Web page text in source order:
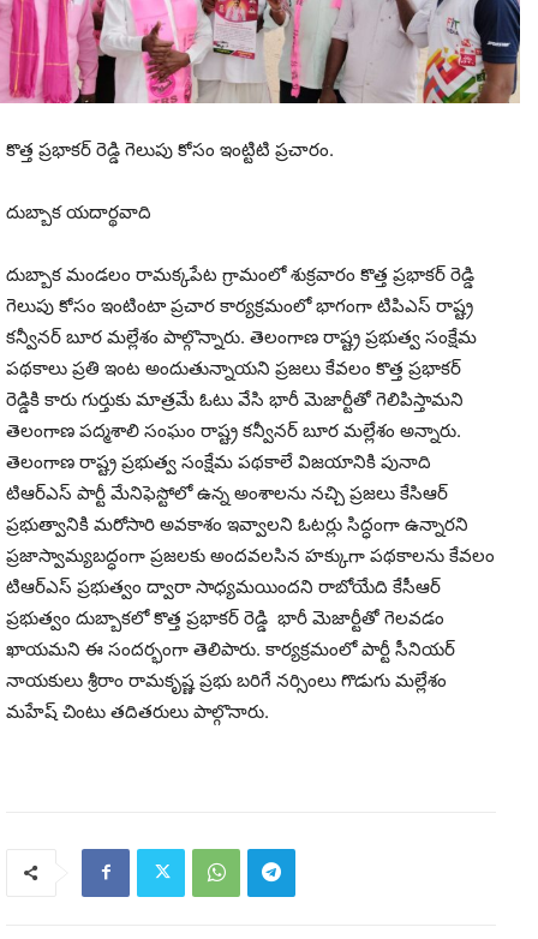
కొత్త ప్రభాకర్ రెడ్డి గెలుపు కోసం ఇంట్టిటి ప్రచారం.
దుబ్బాక యదార్థవాది
దుబ్బాక మండలం రామక్కపేట గ్రామంలో శుక్రవారం కొత్త ప్రభాకర్ రెడ్డి
గెలుపు కోసం ఇంటింటా ప్రచార కార్యక్రమంలో భాగంగా టిపిఎస్ రాష్ట్ర
కన్వీనర్ బూర మల్లేశం పాల్గొన్నారు. తెలంగాణ రాష్ట్ర ప్రభుత్వ సంక్షేమ
పథకాలు ప్రతి ఇంట అందుతున్నాయని ప్రజలు కేవలం కొత్త ప్రభాకర్
రెడ్డికి కారు గుర్తుకు మాత్రమే ఓటు వేసి భారీ మెజార్టీతో గెలిపిస్తామని
తెలంగాణ పద్మశాలి సంఘం రాష్ట్ర కన్వీనర్ బూర మల్లేశం అన్నారు.
తెలంగాణ రాష్ట్ర ప్రభుత్వ సంక్షేమ పథకాలే విజయానికి పునాది
టిఆర్ఎస్ పార్టీ మేనిఫెస్టోలో ఉన్న అంశాలను నచ్చి ప్రజలు కేసిఆర్
ప్రభుత్వానికి మరోసారి అవకాశం ఇవ్వాలని ఓటర్లు సిద్ధంగా ఉన్నారని
ప్రజాస్వామ్యబద్ధంగా ప్రజలకు అందవలసిన హక్కుగా పథకాలను కేవలం
టిఆర్ఎస్ ప్రభుత్వం ద్వారా సాధ్యమయిందని రాబోయేది కేసీఆర్
ప్రభుత్వం దుబ్బాకలో కొత్త ప్రభాకర్ రెడ్డి భారీ మెజార్టీతో గెలవడం
ఖాయమని ఈ సందర్భంగా తెలిపారు. కార్యక్రమంలో పార్టీ సీనియర్
నాయకులు శ్రీరాం రామకృష్ణ ప్రభు బరిగే నర్సింలు గొడుగు మల్లేశం
మహేష్ చింటు తదితరులు పాల్గొనారు.